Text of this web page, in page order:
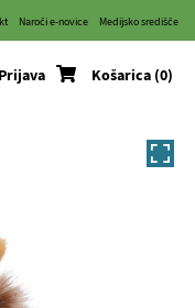
Naroči e-novice Medijsko središče
Prijava Košarica (0)